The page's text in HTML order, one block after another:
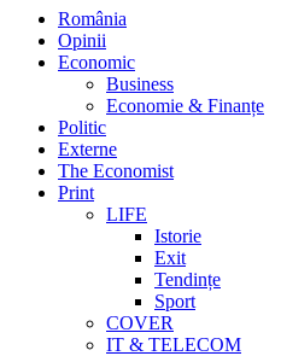
România
Opinii
Economic
Business
Economie & Finanțe
Politic
Externe
The Economist
Print
LIFE
Istorie
Exit
Tendințe
Sport
COVER
IT & TELECOM